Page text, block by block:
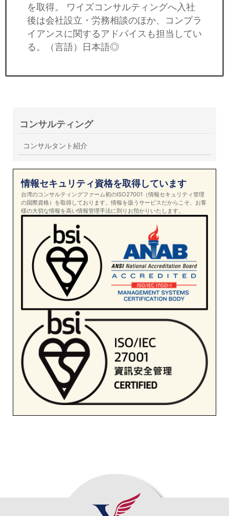
を取得。 ワイズコンサルティングへ入社
後は会社設立・労務相談のほか、コンプラ
イアンスに関するアドバイスも担当してい
る。（言語）日本語◎
コンサルティング
コンサルタント紹介
情報セキュリティ資格を取得しています
台湾のコンサルティングファーム初のISO27001（情報セキュリティ管理
の国際資格）を取得しております。情報を扱うサービスだからこそ、お客
様の大切な情報を高い情報管理手法に則りお預かりいたします。